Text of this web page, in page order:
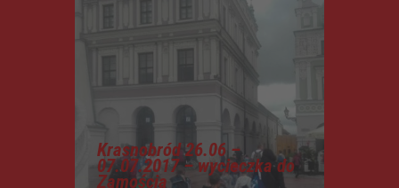
Krasnobród 26.06 –
07.07.2017 – wycieczka do
Zamościa